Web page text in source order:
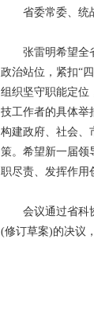
省委常委、统战
张雷明希望全省
政治站位，紧扣“
组织坚守职能定位
技工作者的具体举
构建政府、社会、
策。希望新一届领
职尽责、发挥作用
会议通过省科协
(修订草案)的决议